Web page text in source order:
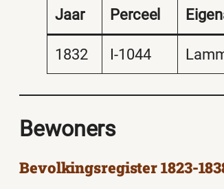
Jaar Perceel
1832 I-1044
Bewoners
Bevolkingsregister 1823-